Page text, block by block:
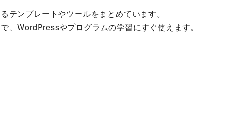
テンプレートやツールをまとめています。
、WordPressやプログラムの学習にすぐ使えます。